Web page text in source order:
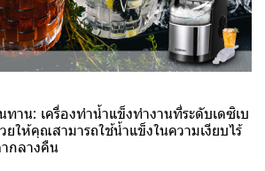
ทาน: เครื่องทำน้ำแข็งทำงานที่ระดับเดซิเบ
ให้คุณสามารถใช้น้ำแข็งในความเงียบไร้
ากลางคืน